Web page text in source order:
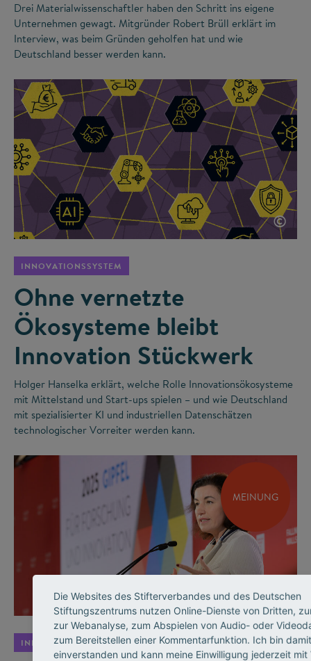
Drei Materialwissenschaftler haben den Schritt ins eigene
Unternehmen gewagt. Mitgründer Robert Brüll erklärt im
Interview, was beim Gründen geholfen hat und wie
Deutschland besser werden kann.
©
INNOVATIONSSYSTEM
Ohne vernetzte
Ökosysteme bleibt
Innovation Stückwerk
Holger Hanselka erklärt, welche Rolle Innovationsökosysteme
mit Mittelstand und Start-ups spielen – und wie Deutschland
mit spezialisierter KI und industriellen Datenschätzen
technologischer Vorreiter werden kann.
MEINUNG
©
INNOVATIONSSYSTEM
Die Websites des Stifterverbandes und des Deutschen
Stiftungszentrums nutzen Online-Dienste von Dritten,
zur Webanalyse, zum Abspielen von Audio- oder
zum Bereitstellen einer Kommentarfunktion. Ich bin damit
einverstanden und kann meine Einwilligung jederzeit mit